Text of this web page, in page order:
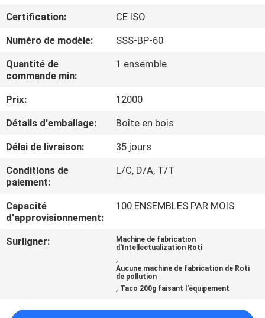
PROPOS
DE
NOUS
VISITE
DE
L'USINE
CONTRÔLE
DE
LA
QUALITÉ
Certification:
CE ISO
Numéro de modèle:
SSS-BP-60
Quantité de
commande min:
1 ensemble
Prix:
12000
Détails d'emballage:
Boîte en bois
Délai de livraison:
35 jours
Conditions de
paiement:
L/C, D/A, T/T
Capacité
d'approvisionnement:
100 ENSEMBLES PAR MOIS
Surligner:
Machine de fabrication
d'Intellectualization Roti
,
Aucune machine de fabrication de Roti
de pollution
, Taco 200g faisant l'équipement